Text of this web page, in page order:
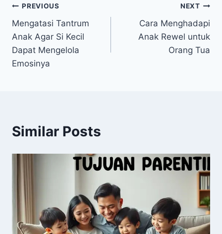
Navigasi
pos
PREVIOUS
Mengatasi Tantrum
Anak Agar Si Kecil
Dapat Mengelola
Emosinya
NEXT
Cara Menghadapi
Anak Rewel untuk
Orang Tua
Similar Posts